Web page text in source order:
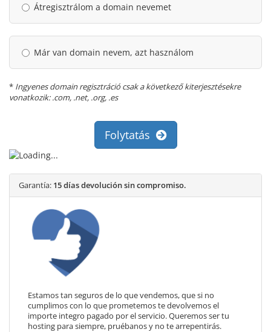
Átregisztrálom a domain nevemet
Már van domain nevem, azt használom
* Ingyenes domain regisztráció csak a következő kiterjesztésekre
vonatkozik: .com, .net, .org, .es
Folytatás
Garantía: 15 días devolución sin compromiso.
Estamos tan seguros de lo que vendemos, que si no
cumplimos con lo que prometemos te devolvemos el
importe integro pagado por el servicio. Queremos ser tu
hosting para siempre, pruébanos y no te arrepentirás.